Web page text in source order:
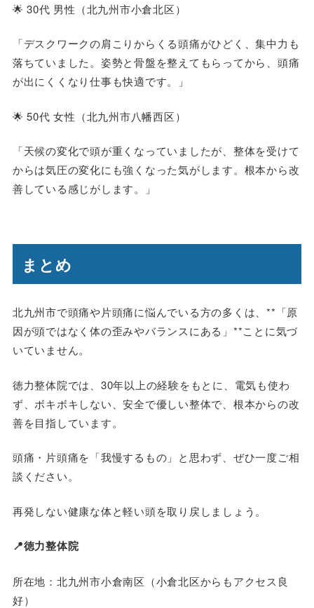
🌟30代 男性（北九州市小倉北区）
「デスクワークの肩こりからくる頭痛がひどく、集中力も
落ちていました。姿勢と骨盤を整えてもらってから、頭痛
が出にくくなり仕事も快適です。」
🌟50代 女性（北九州市八幡西区）
「天候の変化で頭が重くなっていましたが、整体を受けて
からは気圧の変化にも強くなった気がします。根本から改
善している感じがします。」
まとめ
北九州市で頭痛や片頭痛に悩んでいる方の多くは、**「原
因が頭ではなく体の歪みやバランスにある」**ことに気づ
いていません。
徳力整体院では、30年以上の経験をもとに、電気も使わ
ず、ボキボキしない、安全で優しい整体で、根本からの改
善を目指しています。
頭痛・片頭痛を「我慢するもの」と思わず、ぜひ一度ご相
談ください。
再発しない健康な体と軽い頭を取り戻しましょう。
📍徳力整体院
所在地：北九州市小倉南区（小倉北区からもアクセス良
好）